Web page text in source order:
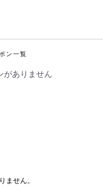
ン一覧
がありません
ません。